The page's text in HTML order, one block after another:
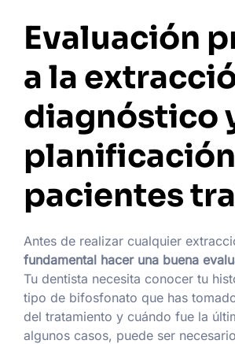
Evaluación
a la
diagnóstico
pacientes
Antes de realizar cualquier
fundamental hacer una buena
Tu dentista necesita conocer tu
tipo de bifosfonato que has
del tratamiento y cuándo fue la
algunos casos, puede ser necesario